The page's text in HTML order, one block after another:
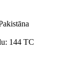
144 TC